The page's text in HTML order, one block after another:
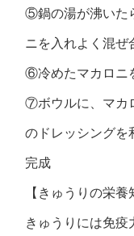
⑤鍋の湯が沸いた
ニを入れよく混ぜ
⑥冷めたマカロニ
⑦ボウルに、マカ
のドレッシングを
完成
【きゅうりの栄養
きゅうりには免疫